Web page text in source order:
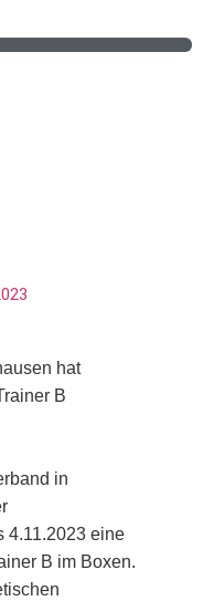
hat
B
in
4.11.2023 eine
B im Boxen.